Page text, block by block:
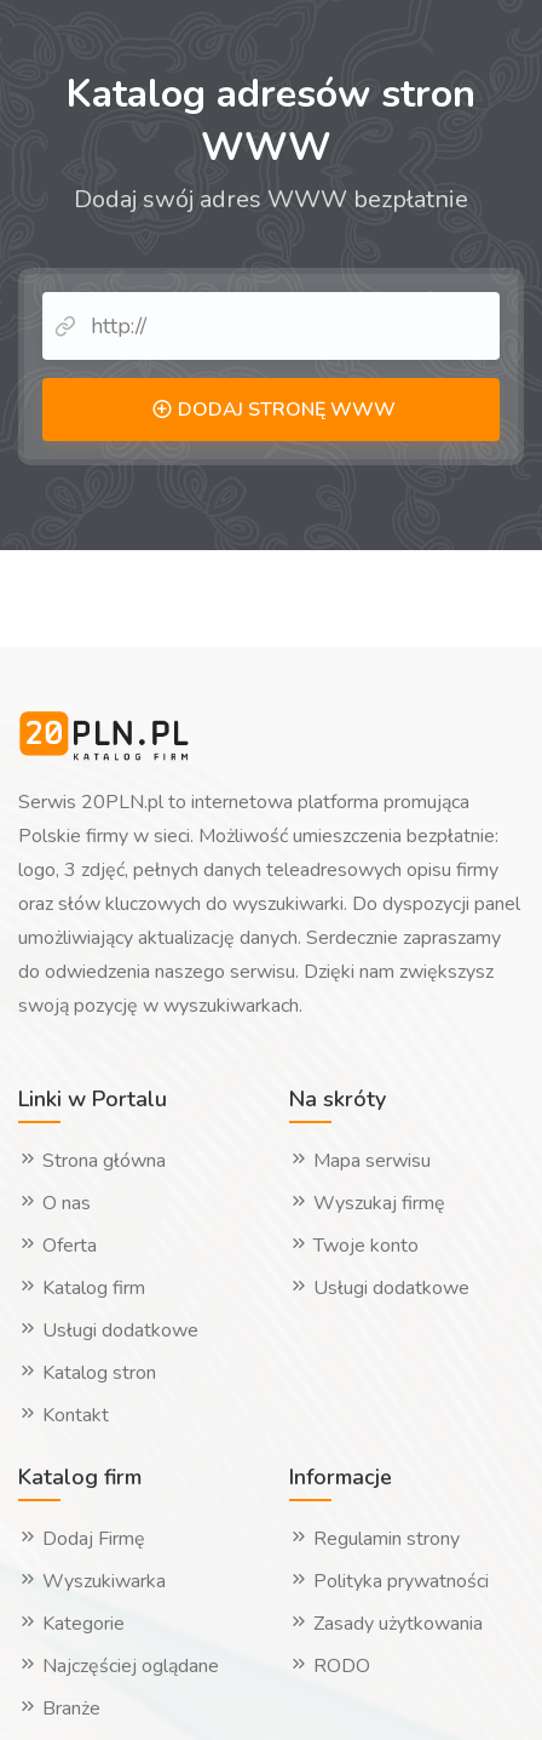
Katalog adresów stron
WWW
Dodaj swój adres WWW bezpłatnie
DODAJ STRONĘ WWW
Serwis 20PLN.pl to internetowa platforma promująca
Polskie firmy w sieci. Możliwość umieszczenia bezpłatnie:
logo, 3 zdjęć, pełnych danych teleadresowych opisu firmy
oraz słów kluczowych do wyszukiwarki. Do dyspozycji panel
umożliwiający aktualizację danych. Serdecznie zapraszamy
do odwiedzenia naszego serwisu. Dzięki nam zwiększysz
swoją pozycję w wyszukiwarkach.
Linki w Portalu
Strona główna
O nas
Oferta
Katalog firm
Usługi dodatkowe
Katalog stron
Kontakt
Na skróty
Mapa serwisu
Wyszukaj firmę
Twoje konto
Usługi dodatkowe
Katalog firm
Dodaj Firmę
Wyszukiwarka
Kategorie
Najczęściej oglądane
Branże
Informacje
Regulamin strony
Polityka prywatności
Zasady użytkowania
RODO